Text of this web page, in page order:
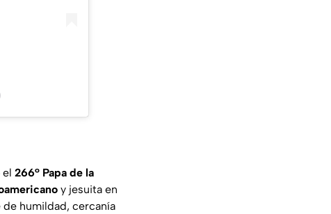
el 266° Papa de la
y jesuita en
humildad, cercanía